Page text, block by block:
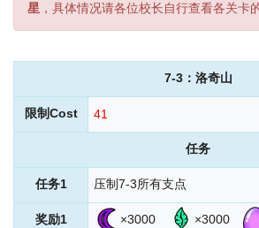
星 ，具体情况请各位校长自行查看各关卡
7-3：洛奇山
限制Cost 41
任务
任务1 压制7-3所有支点
奖励1 ×3000 ×3000